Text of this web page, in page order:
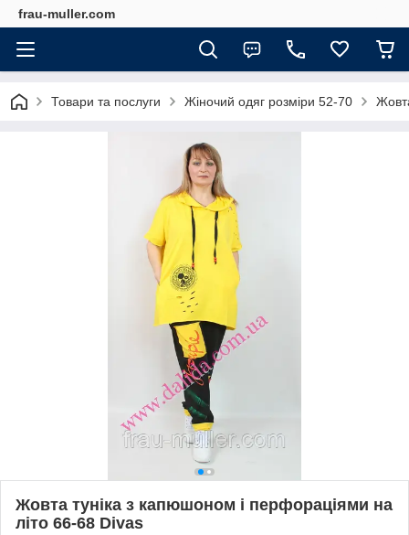
frau-muller.com
Товари та послуги Жіночий одяг розміри 52-70
Жовта туніка з капюшоном і перфораціями на
літо 66-68 Divas